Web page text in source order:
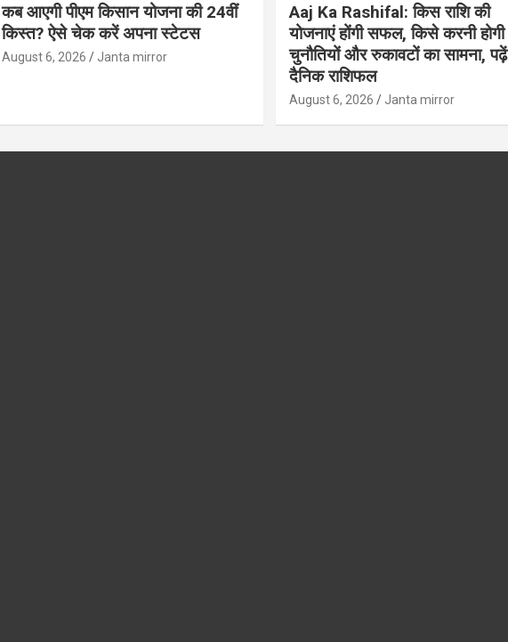
कब आएगी पीएम किसान योजना की 24वीं
किस्त? ऐसे चेक करें अपना स्टेटस
August 6, 2026 Janta mirror
Aaj Ka Rashifal: किस राशि की
योजनाएं होंगी सफल, किसे करनी होगी
चुनौतियों और रुकावटों का सामना, पढ़ें
दैनिक राशिफल
August 6, 2026 Janta mirror